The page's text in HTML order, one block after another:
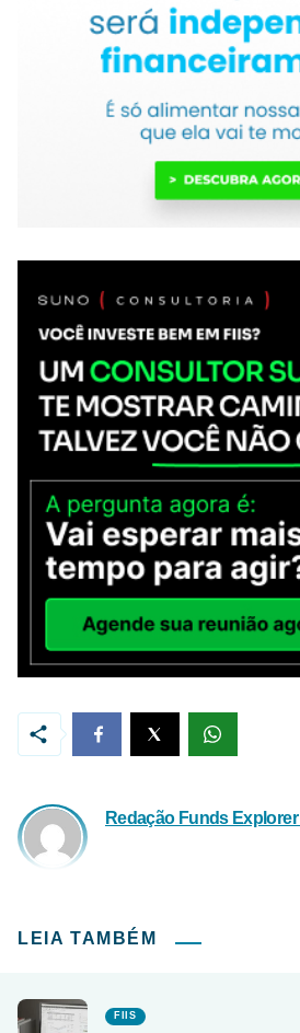
Redação Funds Explorer
LEIA TAMBÉM
FIIS